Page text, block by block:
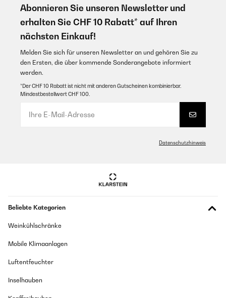
Abonnieren Sie unseren Newsletter und
erhalten Sie CHF 10 Rabatt* auf Ihren
nächsten Einkauf!
Melden Sie sich für unseren Newsletter an und gehören Sie zu
den Ersten, die über kommende Sonderangebote informiert
werden.
*Der CHF 10 Rabatt ist nicht mit anderen Gutscheinen kombinierbar.
Mindestbestellwert CHF 100.
Datenschutzhinweis
Beliebte Kategorien
Weinkühlschränke
Mobile Klimaanlagen
Luftentfeuchter
Inselhauben